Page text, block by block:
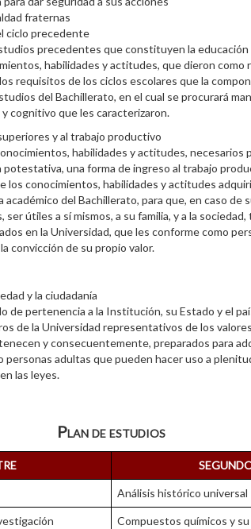
fraternas
ciclo precedente
precedentes que constituyen la
habilidades y actitudes, que dieron como
requisitos de los ciclos escolares que la
del Bachillerato, en el cual se procurará
cognitivo que les caracterizaron.
y al trabajo productivo
habilidades y actitudes, necesarios
potestativa, una forma de ingreso al trabajo
los conocimientos, habilidades y actitudes
del Bachillerato, para que, en caso de
útiles a sí mismos, a su familia, y a la
en la Universidad, que les conforme como
convicción de su propio valor.
y la ciudadanía
de pertenencia a la Institución, su Estado y el
de la Universidad representativos de los
y consecuentemente, preparados para
personas adultas que pueden hacer uso a
las leyes.
Plan de estudios
Análisis histórico universal
Compuestos químicos y